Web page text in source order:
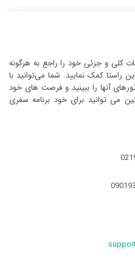
کلی و جزئی خود را راجع به هرگونه
راستا کمک نمایید. شما می‌توانید با
آنها را ببینید و فرصت های خود
می توانید برای خود برنامه سفری